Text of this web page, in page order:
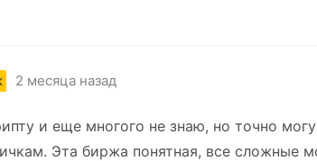
2 месяца назад
и еще многого не знаю, но точно могу
Эта биржа понятная, все сложные